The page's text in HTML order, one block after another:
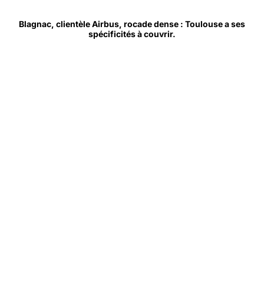
Blagnac, clientèle Airbus, rocade dense : Toulouse a ses
spécificités à couvrir.